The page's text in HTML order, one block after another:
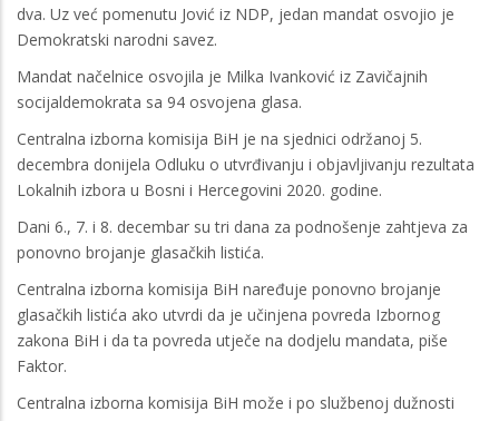
dva. Uz već pomenutu Jović iz NDP, jedan mandat osvojio je
Demokratski narodni savez.
Mandat načelnice osvojila je Milka Ivanković iz Zavičajnih
socijaldemokrata sa 94 osvojena glasa.
Centralna izborna komisija BiH je na sjednici održanoj 5.
decembra donijela Odluku o utvrđivanju i objavlјivanju rezultata
Lokalnih izbora u Bosni i Hercegovini 2020. godine.
Dani 6., 7. i 8. decembar su tri dana za podnošenje zahtjeva za
ponovno brojanje glasačkih listića.
Centralna izborna komisija BiH naređuje ponovno brojanje
glasačkih listića ako utvrdi da je učinjena povreda Izbornog
zakona BiH i da ta povreda utječe na dodjelu mandata, piše
Faktor.
Centralna izborna komisija BiH može i po službenoj dužnosti